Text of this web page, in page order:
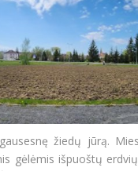
žiedų jūrą.
gėlėmis išpuoštų